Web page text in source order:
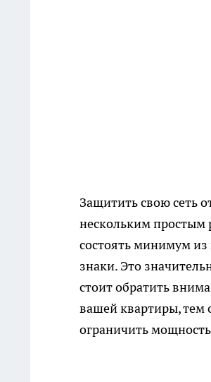
Защитить свою сеть
нескольким простым
состоять минимум
знаки. Это
стоит обратить
вашей квартиры, тем
ограничить